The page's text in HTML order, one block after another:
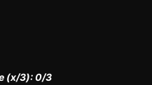
(x/3): 0/3